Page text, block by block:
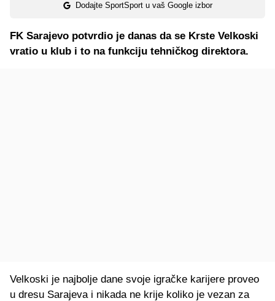
Dodajte SportSport u vaš Google izbor
FK Sarajevo potvrdio je danas da se Krste Velkoski
vratio u klub i to na funkciju tehničkog direktora.
Velkoski je najbolje dane svoje igračke karijere proveo
u dresu Sarajeva i nikada ne krije koliko je vezan za